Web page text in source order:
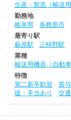
生産・製造（輸送
勤務地
岐阜県
各務原市
最寄り駅
蘇原駅
三柿野駅
業種
輸送用機器（自動車
特徴
第二新卒歓迎
賞
援・手当あり
交